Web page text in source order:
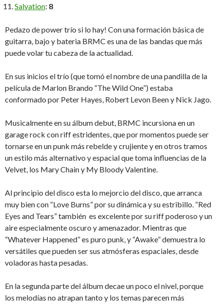
Salvation: 8
Pedazo de power trío si lo hay! Con una formación básica de
guitarra, bajo y bateria BRMC es una de las bandas que más
puede volar tu cabeza de la actualidad.
En sus inicios el trío (que tomó el nombre de una pandilla de la
película de Marlon Brando “The Wild One”) estaba
conformado por Peter Hayes, Robert Levon Been y Nick Jago.
Musicalmente en su álbum debut, BRMC incursiona en un
garage rock con riff estridentes, que por momentos puede ser
tornarse en un punk más rebelde y crujiente y en otros tramos
un estilo más alternativo y espacial que toma influencias de la
Velvet, los Mary Chain y My Bloody Valentine.
Al principio del disco esta lo mejorcio del disco, que arranca
muy bien con “Love Burns” por su dinámica y su estribillo. “Red
Eyes and Tears” también es excelente por su riff poderoso y un
aire especialmente oscuro y amenazador. Mientras que
“Whatever Happened” es puro punk, y “Awake” demuestra lo
versátiles que pueden ser sus atmósferas espaciales, desde
voladoras hasta pesadas.
En la segunda parte del álbum decae un poco el nivel, porque
los melodías no atrapan tanto y los temas parecen más